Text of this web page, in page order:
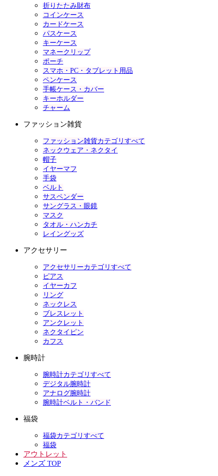
折りたたみ財布
コインケース
カードケース
パスケース
キーケース
マネークリップ
ポーチ
スマホ・PC・タブレット用品
ペンケース
手帳ケース・カバー
キーホルダー
チャーム
ファッション雑貨
ファッション雑貨カテゴリすべて
ネックウェア・ネクタイ
帽子
イヤーマフ
手袋
ベルト
サスペンダー
サングラス・眼鏡
マスク
タオル・ハンカチ
レイングッズ
アクセサリー
アクセサリーカテゴリすべて
ピアス
イヤーカフ
リング
ネックレス
ブレスレット
アンクレット
ネクタイピン
カフス
腕時計
腕時計カテゴリすべて
デジタル腕時計
アナログ腕時計
腕時計ベルト・バンド
福袋
福袋カテゴリすべて
福袋
アウトレット
メンズ TOP